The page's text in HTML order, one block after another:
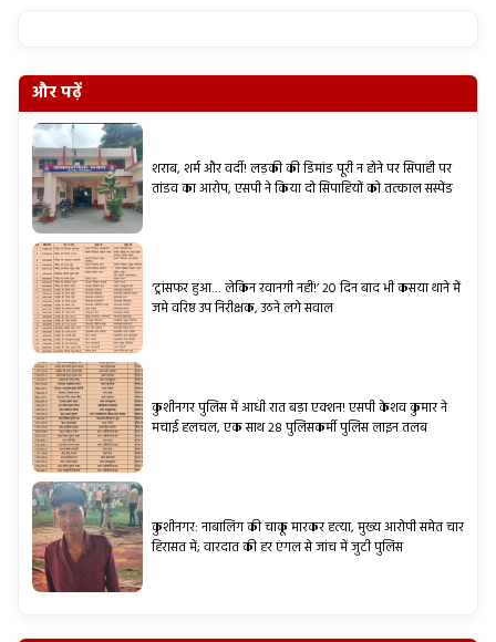
और पढ़ें
शराब, शर्म और वर्दी! लड़की की डिमांड पूरी न होने पर सिपाही पर
तांडव का आरोप, एसपी ने किया दो सिपाहियों को तत्काल सस्पेंड
‘ट्रांसफर हुआ… लेकिन रवानगी नहीं!’ 20 दिन बाद भी कसया थाने में
जमे वरिष्ठ उप निरीक्षक, उठने लगे सवाल
कुशीनगर पुलिस में आधी रात बड़ा एक्शन! एसपी केशव कुमार ने
मचाई हलचल, एक साथ 28 पुलिसकर्मी पुलिस लाइन तलब
कुशीनगर: नाबालिग की चाकू मारकर हत्या, मुख्य आरोपी समेत चार
हिरासत में; वारदात की हर एंगल से जांच में जुटी पुलिस